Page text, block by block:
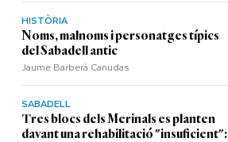
HISTÒRIA
Noms, malnoms i personatges típics
del Sabadell antic
Jaume Barberà Canudas
SABADELL
Tres blocs dels Merinals es planten
davant una rehabilitació "insuficient":